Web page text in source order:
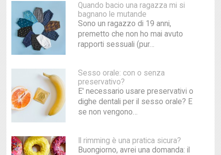
Quando bacio una ragazza mi si
bagnano le mutande
Sono un ragazzo di 19 anni,
premetto che non ho mai avuto
rapporti sessuali (pur…
Sesso orale: con o senza
preservativo?
E' necessario usare preservativi o
dighe dentali per il sesso orale? E
se non vengono…
Il rimming è una pratica sicura?
Buongiorno, avrei una domanda: il